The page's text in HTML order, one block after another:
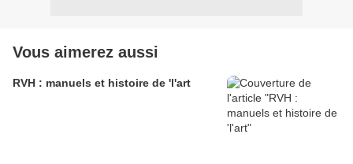
Vous aimerez aussi
RVH : manuels et histoire de 'l'art